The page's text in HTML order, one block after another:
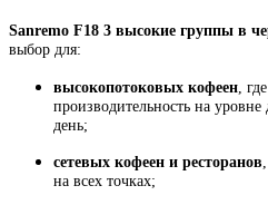
Sanremo F18 3 высокие группы в
выбор для:
высокопотоковых кофеен ,
производительность на
день;
сетевых кофеен и ресторанов
на всех точках;